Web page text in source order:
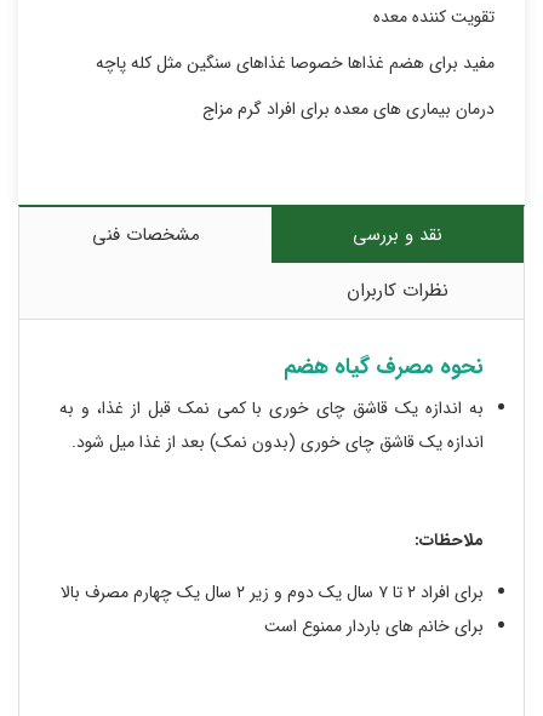
تقویت کننده معده
مفید برای هضم غذاها خصوصا غذاهای سنگین مثل کله پاچه
درمان بیماری های معده برای افراد گرم مزاج
نقد و بررسی
مشخصات فنی
نظرات کاربران
نحوه مصرف گیاه هضم
به اندازه یک قاشق چای خوری با کمی نمک قبل از غذا، و به
اندازه یک قاشق چای خوری (بدون نمک) بعد از غذا میل شود.
ملاحظات:
برای افراد ٢ تا ٧ سال یک دوم و زیر ٢ سال یک چهارم مصرف بالا
برای خانم های باردار ممنوع است